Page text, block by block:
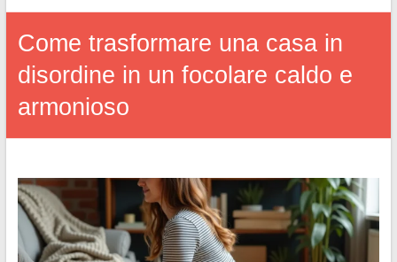
Come trasformare una casa in
disordine in un focolare caldo e
armonioso